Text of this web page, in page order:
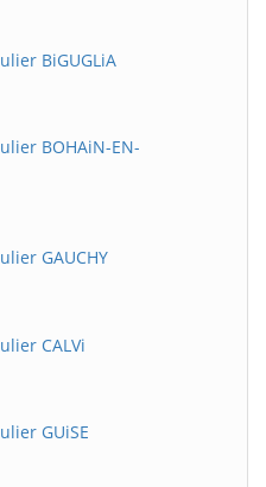
BiGUGLiA
BOHAiN-EN-
GAUCHY
CALVi
GUiSE